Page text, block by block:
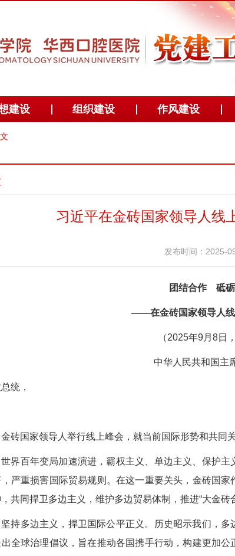
建设 组织建设 作风建设
习近平在金砖国家领导人线
发布时间：2025-
团结合作 砥
——在金砖国家领导人线
（2025年9月8日
中华人民共和国主
统，
砖国家领导人举行线上峰会，就当前国际形势和共同
界百年变局加速演进，霸权主义、单边主义、保护
严重损害国际贸易规则。在这一重要关头，金砖国
共同捍卫多边主义，维护多边贸易体制，推进“大金砖
持多边主义，捍卫国际公平正义。历史昭示我们，
全球治理倡议，旨在推动各国携手行动，构建更加